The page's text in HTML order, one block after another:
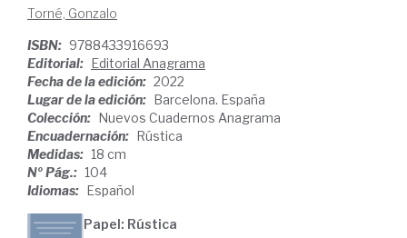
Torné, Gonzalo
ISBN: 9788433916693
Editorial: Editorial Anagrama
Fecha de la edición: 2022
Lugar de la edición: Barcelona. España
Colección: Nuevos Cuadernos Anagrama
Encuadernación: Rústica
Medidas: 18 cm
Nº Pág.: 104
Idiomas: Español
Papel: Rústica